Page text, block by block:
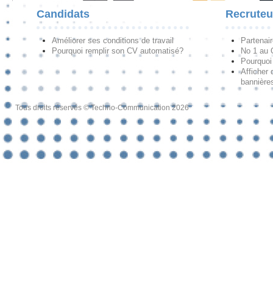
Candidats
Améliorer ses conditions de travail
Pourquoi remplir son CV automatisé?
No 1 au
Afficher
Tous droits réservés © Techno-Communication 2026